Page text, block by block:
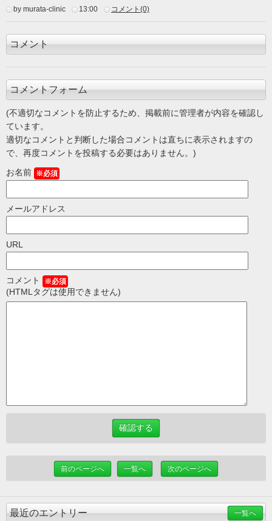
by murata-clinic 13:00 コメント(0)
コメント
コメントフォーム
(不適切なコメントを防止するため、掲載前に管理者が内容を確認し
ています。
適切なコメントと判断した場合コメントは直ちに表示されますの
で、再度コメントを投稿する必要はありません。)
お名前 ※必須
メールアドレス
URL
コメント ※必須
(HTMLタグは使用できません)
前のページへ 一覧へ 次のページへ
最近のエントリー 一覧へ